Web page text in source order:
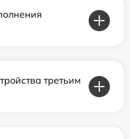
третьим